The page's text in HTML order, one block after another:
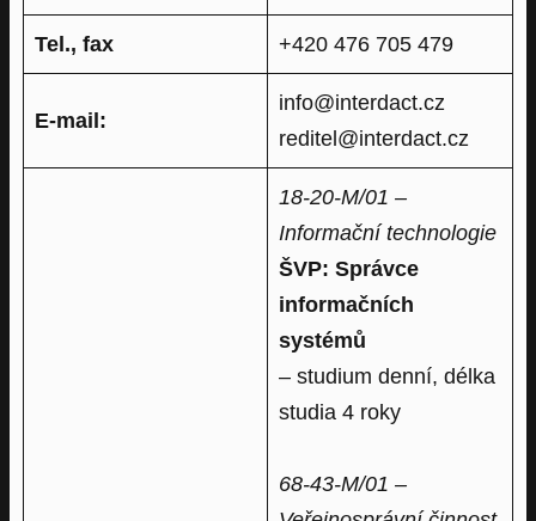
Tel., fax +420 476 705 479
E-mail:
info@interdact.cz
reditel@interdact.cz
18-20-M/01 –
Informační technologie
ŠVP: Správce
informačních
systémů
– studium denní, délka
studia 4 roky
68-43-M/01 –